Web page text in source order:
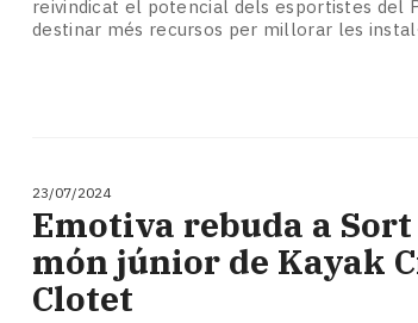
reivindicat el potencial dels esportistes del
destinar més recursos per millorar les
23/07/2024
Emotiva rebuda a
món júnior de Kayak
Clotet